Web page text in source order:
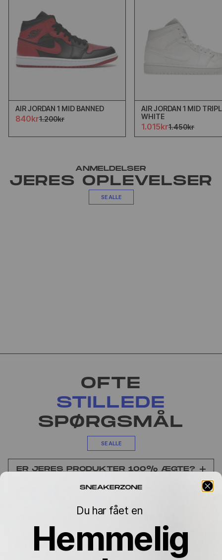
AIR JORDAN 1 MID BANNED
840kr1.200kr
AIR JORDAN 1 MID
WHITE
1.015kr1.450kr
ANMELDELSER
JERES OPLEVELSER
SE ALLE
OFTE
STILLEDE
SPØRGSMÅL
SE ALLE
ER JERES PRODUKTER 100% ÆGTE?
KAN JEG BYTTE, HVIS STØRRELSEN
HVORFOR VARIERER PRISEN MELLEM
STØRRELSERNE?
Du har fået en
Hemmelig